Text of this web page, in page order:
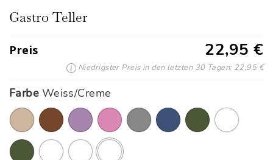
Gastro Teller
Preis 22,95 €
Niedrigster Preis in den letzten 30 Tagen: 22,95 €
Farbe Weiss/Creme